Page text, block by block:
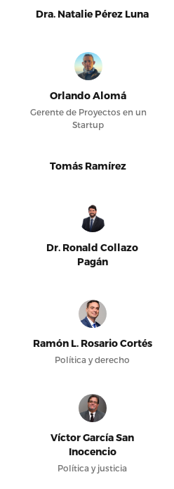
Dra. Natalie Pérez Luna
Orlando Alomá
Gerente de Proyectos en un
Startup
Tomás Ramírez
Dr. Ronald Collazo
Pagán
Ramón L. Rosario Cortés
Política y derecho
Víctor García San
Inocencio
Política y justicia